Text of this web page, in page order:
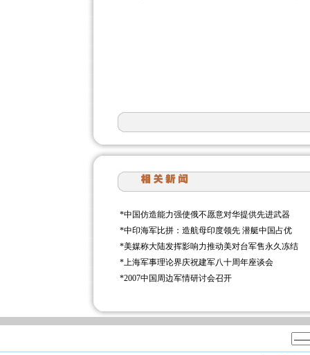
*中国仿造能力强使俄不愿意对华提供先进武器
*中印海军比拼：造航母印度领先 潜艇中国占优
*美媒称大陆发挥影响力推动美对台军售永久冻结
*上海军事理论界庆祝建军八十周年座谈会
*2007中国周边军情研讨会召开